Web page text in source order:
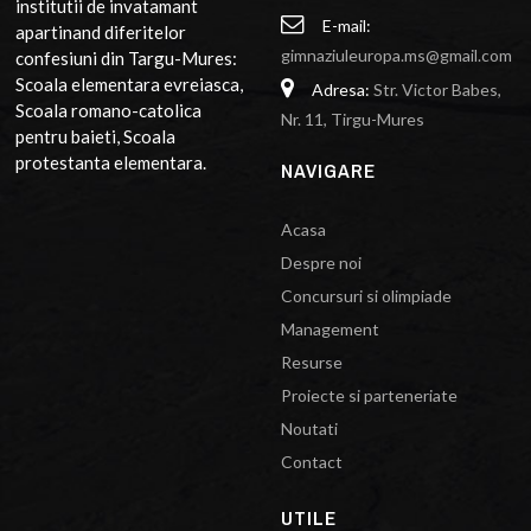
institutii de invatamant
apartinand diferitelor
confesiuni din Targu-Mures:
Scoala elementara evreiasca,
Scoala romano-catolica
pentru baieti, Scoala
protestanta elementara.
E-mail:
gimnaziuleuropa.ms@gmail.com
Adresa:Str. Victor Babes,
Nr. 11, Tirgu-Mures
NAVIGARE
Acasa
Despre noi
Concursuri si olimpiade
Management
Resurse
Proiecte si parteneriate
Noutati
Contact
UTILE